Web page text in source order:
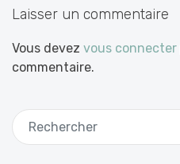
Laisser un commentaire
Vous devez vous connecter
commentaire.